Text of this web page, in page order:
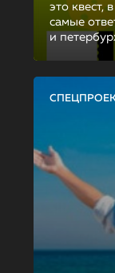
это квест,
самые
и